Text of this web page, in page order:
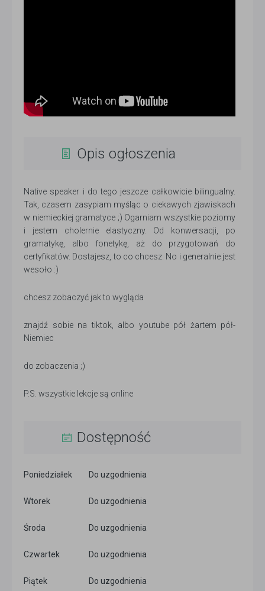
Opis ogłoszenia
Native speaker i do tego jeszcze całkowicie bilingualny.
Tak, czasem zasypiam myśląc o ciekawych zjawiskach
w niemieckiej gramatyce ;) Ogarniam wszystkie poziomy
i jestem cholernie elastyczny. Od konwersacji, po
gramatykę, albo fonetykę, aż do przygotowań do
certyfikatów. Dostajesz, to co chcesz. No i generalnie jest
wesoło :)
chcesz zobaczyć jak to wygląda
znajdź sobie na tiktok, albo youtube pół żartem pół-
Niemiec
do zobaczenia ;)
P.S. wszystkie lekcje są online
Dostępność
Poniedziałek Do uzgodnienia
Wtorek Do uzgodnienia
Środa Do uzgodnienia
Czwartek Do uzgodnienia
Piątek Do uzgodnienia